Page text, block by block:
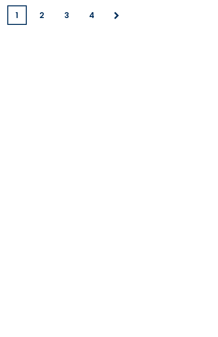
1 2 3 4